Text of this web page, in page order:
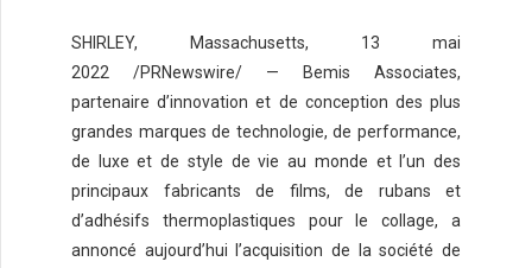
SHIRLEY, Massachusetts, 13 mai
2022 /PRNewswire/ — Bemis Associates,
partenaire d’innovation et de conception des plus
grandes marques de technologie, de performance,
de luxe et de style de vie au monde et l’un des
principaux fabricants de films, de rubans et
d’adhésifs thermoplastiques pour le collage, a
annoncé aujourd’hui l’acquisition de la société de